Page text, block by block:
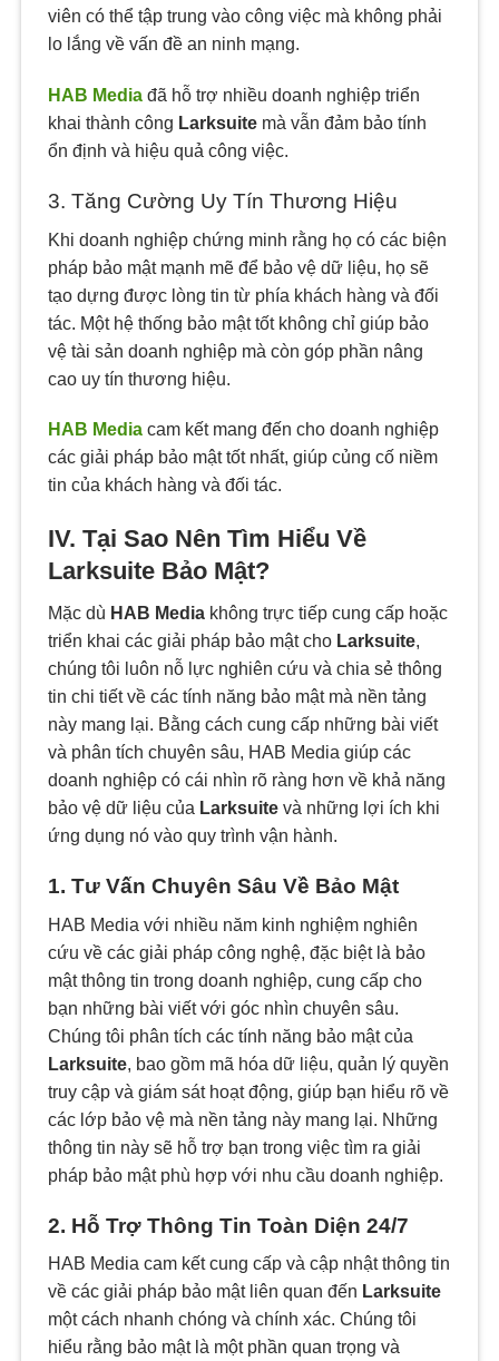
viên có thể tập trung vào công việc mà không phải
lo lắng về vấn đề an ninh mạng.
HAB Media đã hỗ trợ nhiều doanh nghiệp triển
khai thành công Larksuite mà vẫn đảm bảo tính
ổn định và hiệu quả công việc.
3. Tăng Cường Uy Tín Thương Hiệu
Khi doanh nghiệp chứng minh rằng họ có các biện
pháp bảo mật mạnh mẽ để bảo vệ dữ liệu, họ sẽ
tạo dựng được lòng tin từ phía khách hàng và đối
tác. Một hệ thống bảo mật tốt không chỉ giúp bảo
vệ tài sản doanh nghiệp mà còn góp phần nâng
cao uy tín thương hiệu.
HAB Media cam kết mang đến cho doanh nghiệp
các giải pháp bảo mật tốt nhất, giúp củng cố niềm
tin của khách hàng và đối tác.
IV. Tại Sao Nên Tìm Hiểu Về
Larksuite Bảo Mật?
Mặc dù HAB Media không trực tiếp cung cấp hoặc
triển khai các giải pháp bảo mật cho Larksuite,
chúng tôi luôn nỗ lực nghiên cứu và chia sẻ thông
tin chi tiết về các tính năng bảo mật mà nền tảng
này mang lại. Bằng cách cung cấp những bài viết
và phân tích chuyên sâu, HAB Media giúp các
doanh nghiệp có cái nhìn rõ ràng hơn về khả năng
bảo vệ dữ liệu của Larksuite và những lợi ích khi
ứng dụng nó vào quy trình vận hành.
1. Tư Vấn Chuyên Sâu Về Bảo Mật
HAB Media với nhiều năm kinh nghiệm nghiên
cứu về các giải pháp công nghệ, đặc biệt là bảo
mật thông tin trong doanh nghiệp, cung cấp cho
bạn những bài viết với góc nhìn chuyên sâu.
Chúng tôi phân tích các tính năng bảo mật của
Larksuite, bao gồm mã hóa dữ liệu, quản lý quyền
truy cập và giám sát hoạt động, giúp bạn hiểu rõ về
các lớp bảo vệ mà nền tảng này mang lại. Những
thông tin này sẽ hỗ trợ bạn trong việc tìm ra giải
pháp bảo mật phù hợp với nhu cầu doanh nghiệp.
2. Hỗ Trợ Thông Tin Toàn Diện 24/7
HAB Media cam kết cung cấp và cập nhật thông tin
về các giải pháp bảo mật liên quan đến Larksuite
một cách nhanh chóng và chính xác. Chúng tôi
hiểu rằng bảo mật là một phần quan trọng và